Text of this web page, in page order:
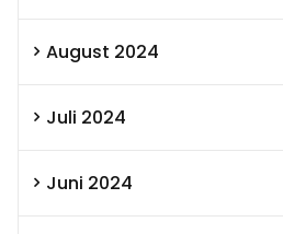
August 2024
Juli 2024
Juni 2024